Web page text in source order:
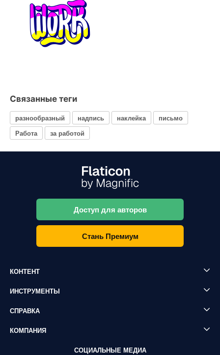
Связанные теги
разнообразный надпись наклейка
письмо
Работа
за работой
Доступ для авторов
Стань Премиум
КОНТЕНТ
ИНСТРУМЕНТЫ
СПРАВКА
КОМПАНИЯ
СОЦИАЛЬНЫЕ МЕДИА